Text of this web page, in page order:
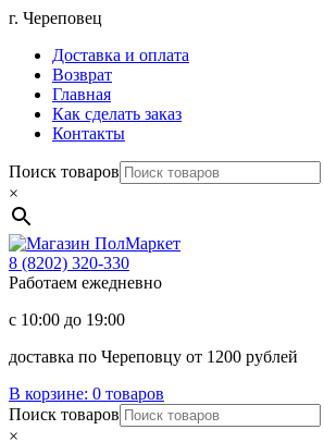
Перейти
содержимому
г. Череповец
Доставка и оплата
Возврат
Главная
Как сделать заказ
Контакты
Поиск товаров
×
Магазин
8 (8202) 320-330
Работаем ежедневно
с 10:00 до 19:00
доставка по Череповцу от 1200 рублей
В корзине: 0 товаров
Поиск товаров
×